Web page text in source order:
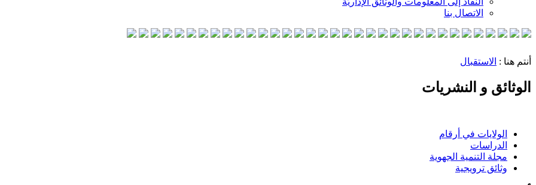
الاتصال بنا
أنتم هنا : الاستقبال
الوثائق و النشريات
الولايات في أرقام
الدراسات
مجلة التنمية الجهوية
وثائق ترويجية